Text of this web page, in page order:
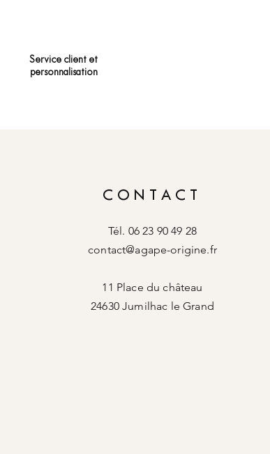
Service client et
personnalisation
CONTACT
Tél. 06 23 90 49 28
contact@agape-origine.fr
11 Place du château
24630 Jumilhac le Grand